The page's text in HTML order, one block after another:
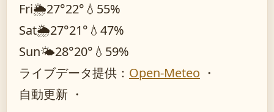
Fri🌦️27°22° 💧55%
Sat🌦️27°21° 💧47%
Sun🌤️28°20° 💧59%
ライブデータ提供： Open-Meteo ・
自動更新 ・